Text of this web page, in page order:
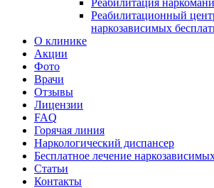
Реабилитация
Реабилитационный
наркозависимых
О клинике
Акции
Фото
Врачи
Отзывы
Лицензии
FAQ
Горячая линия
Наркологический диспансер
Бесплатное лечение
Статьи
Контакты